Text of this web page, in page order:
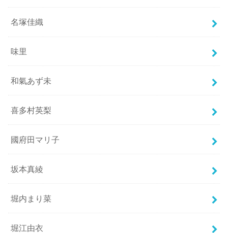
名塚佳織
味里
和氣あず未
喜多村英梨
國府田マリ子
坂本真綾
堀内まり菜
堀江由衣